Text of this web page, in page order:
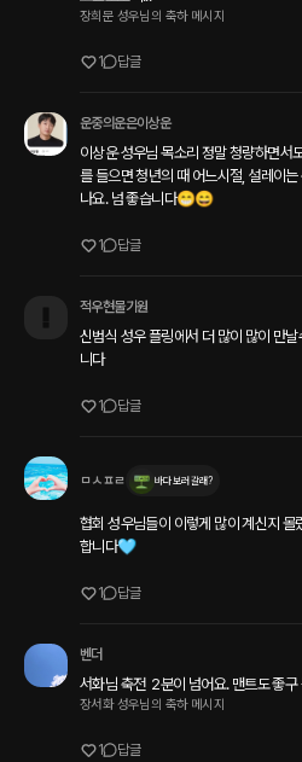
장희문 성우님의 축하 메시지
1 답글
운중의운은이상운
이상운 성우님 목소리 정말 청량하면
를 들으면 청년의 때 어느시절, 설레이
나요. 넘 좋습니다😁😄
1 답글
적우현물기원
신범식 성우 플링에서 더 많이 많이 만
니다
1 답글
ㅁㅅㅍㄹ 바다 보러 갈래?
협회 성우님들이 이렇게 많이 계신지
합니다🩵
1 답글
벤더
서화님 축전  2분이 넘어요. 맨트도
장서화 성우님의 축하 메시지
1 답글